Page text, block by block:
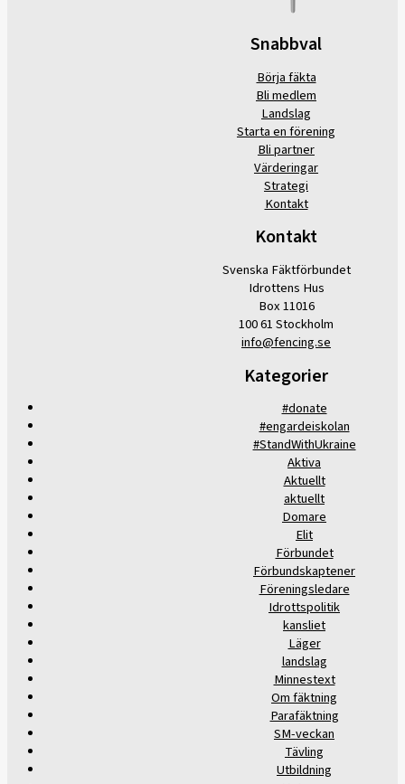
Snabbval
Börja fäkta
Bli medlem
Landslag
Starta en förening
Bli partner
Värderingar
Strategi
Kontakt
Kontakt
Svenska Fäktförbundet
Idrottens Hus
Box 11016
100 61 Stockholm
info@fencing.se
Kategorier
#donate
#engardeiskolan
#StandWithUkraine
Aktiva
Aktuellt
aktuellt
Domare
Elit
Förbundet
Förbundskaptener
Föreningsledare
Idrottspolitik
kansliet
Läger
landslag
Minnestext
Om fäktning
Parafäktning
SM-veckan
Tävling
Utbildning